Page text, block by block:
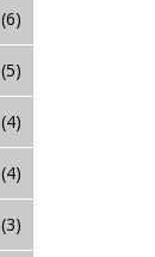
(6)
(5)
(4)
(4)
(3)